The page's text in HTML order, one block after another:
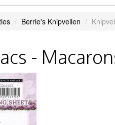
Berrie's Knipvellen
-